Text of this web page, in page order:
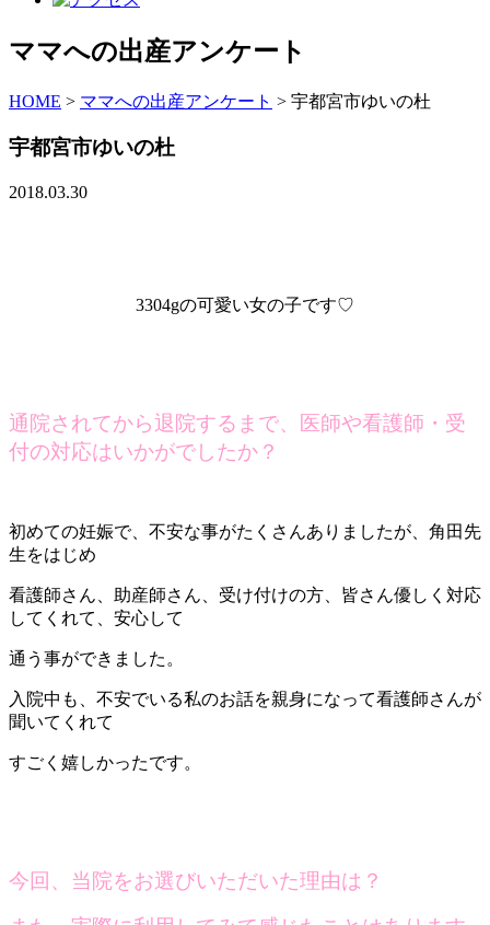
ママへの出産アンケート
HOME > ママへの出産アンケート > 宇都宮市ゆいの杜
宇都宮市ゆいの杜
2018.03.30
3304gの可愛い女の子です♡
通院されてから退院するまで、医師や看護師・受
付の対応はいかがでしたか？
初めての妊娠で、不安な事がたくさんありましたが、角田先
生をはじめ
看護師さん、助産師さん、受け付けの方、皆さん優しく対応
してくれて、安心して
通う事ができました。
入院中も、不安でいる私のお話を親身になって看護師さんが
聞いてくれて
すごく嬉しかったです。
今回、当院をお選びいただいた理由は？